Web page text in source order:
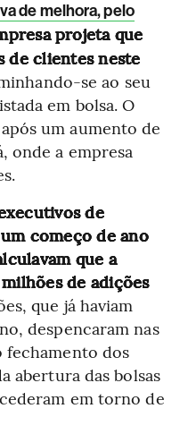
de melhora, pelo
projeta que
de clientes neste
se ao seu
em bolsa. O
um aumento de
onde a empresa
de
começo de ano
que a
de adições
que já haviam
despencaram nas
fechamento dos
abertura das bolsas
em torno de